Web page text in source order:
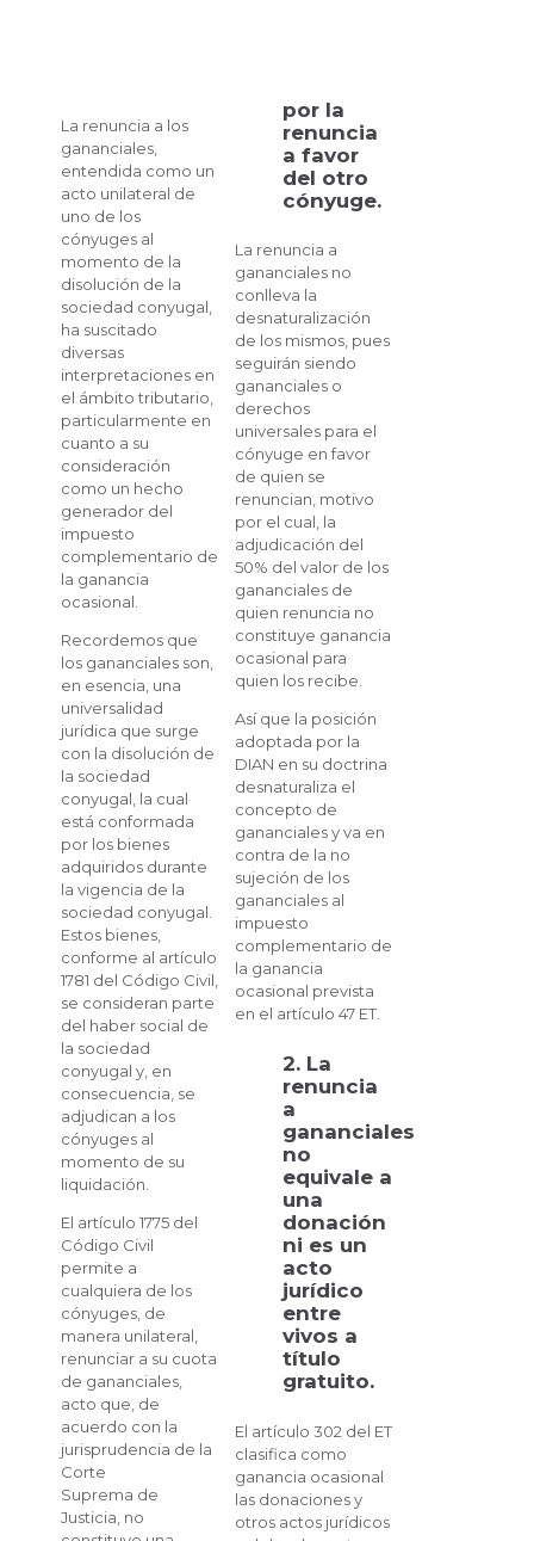
La renuncia a los
gananciales,
entendida como un
acto unilateral de
uno de los
cónyuges al
momento de la
disolución de la
sociedad conyugal,
ha suscitado
diversas
interpretaciones en
el ámbito tributario,
particularmente en
cuanto a su
consideración
como un hecho
generador del
impuesto
complementario de
la ganancia
ocasional.
Recordemos que
los gananciales son,
en esencia, una
universalidad
jurídica que surge
con la disolución de
la sociedad
conyugal, la cual
está conformada
por los bienes
adquiridos durante
la vigencia de la
sociedad conyugal.
Estos bienes,
conforme al artículo
1781 del Código Civil,
se consideran parte
del haber social de
la sociedad
conyugal y, en
consecuencia, se
adjudican a los
cónyuges al
momento de su
liquidación.
El artículo 1775 del
Código Civil
permite a
cualquiera de los
cónyuges, de
manera unilateral,
renunciar a su cuota
de gananciales,
acto que, de
acuerdo con la
jurisprudencia de la
Corte
Suprema de
Justicia, no
por la
renuncia
a favor
del otro
cónyuge.
La renuncia a
gananciales no
conlleva la
desnaturalización
de los mismos, pues
seguirán siendo
gananciales o
derechos
universales para el
cónyuge en favor
de quien se
renuncian, motivo
por el cual, la
adjudicación del
50% del valor de los
gananciales de
quien renuncia no
constituye ganancia
ocasional para
quien los recibe.
Así que la posición
adoptada por la
DIAN en su doctrina
desnaturaliza el
concepto de
gananciales y va en
contra de la no
sujeción de los
gananciales al
impuesto
complementario de
la ganancia
ocasional prevista
en el artículo 47 ET.
2. La
renuncia
a
gananciales
no
equivale a
una
donación
ni es un
acto
jurídico
entre
vivos a
título
gratuito.
El artículo 302 del ET
clasifica como
ganancia ocasional
las donaciones y
otros actos jurídicos